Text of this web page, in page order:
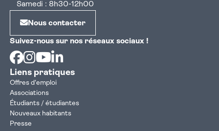
Samedi : 8h30-12h00
Nous contacter
Suivez-nous sur nos réseaux sociaux !
Facebook
Instagram
Youtube
Liens pratiques
Offres d'emploi
Associations
Étudiants / étudiantes
Nouveaux habitants
Presse